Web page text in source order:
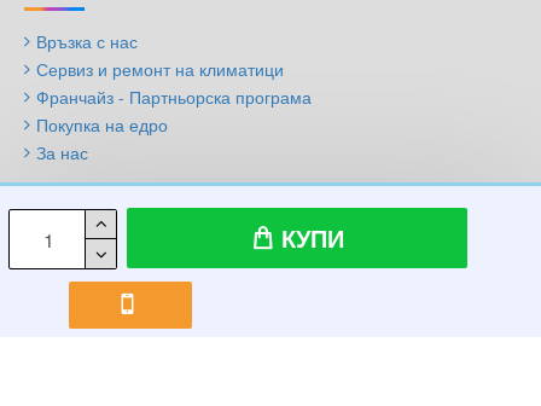
КУПИ
Връзка с нас
Сервиз и ремонт на климатици
Франчайз - Партньорска програма
Покупка на едро
За нас
© 2009-2026, Климатици.бг, Всички права запазени